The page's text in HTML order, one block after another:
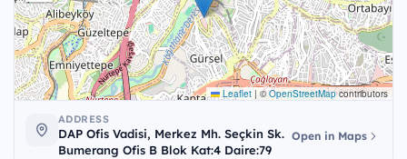
Leaflet | ©OpenStreetMapcontributors
ADDRESS
DAP Ofis Vadisi, Merkez Mh. Seçkin Sk.
Bumerang Ofis B Blok Kat:4 Daire:79
Open in Maps